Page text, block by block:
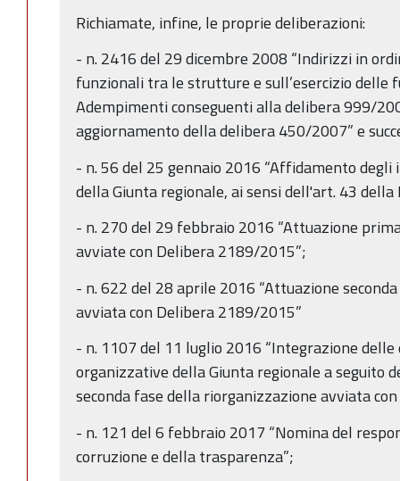
Richiamate, infine, le proprie deliberazioni:
- n. 2416 del 29 dicembre 2008 “Indirizzi in
funzionali tra le strutture e sull’esercizio delle
Adempimenti conseguenti alla delibera 999/
aggiornamento della delibera 450/2007” e
- n. 56 del 25 gennaio 2016 “Affidamento
della Giunta regionale, ai sensi dell'art. 43 della
- n. 270 del 29 febbraio 2016 “Attuazione
avviate con Delibera 2189/2015”;
- n. 622 del 28 aprile 2016 “Attuazione
avviata con Delibera 2189/2015”
- n. 1107 del 11 luglio 2016 “Integrazione
organizzative della Giunta regionale a seguito
seconda fase della riorganizzazione avviata
- n. 121 del 6 febbraio 2017 “Nomina del
corruzione e della trasparenza”;